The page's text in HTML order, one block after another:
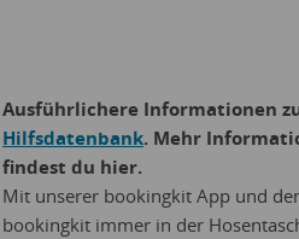
Ausführlichere Informationen
Hilfsdatenbank. Mehr
findest du hier.
Mit unserer bookingkit App und
bookingkit immer in der